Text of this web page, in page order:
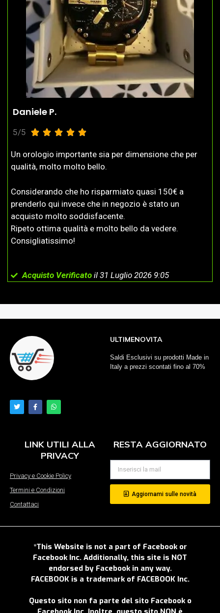
Daniele P.
5/5     
Un orologio importante sia per dimensione che per
qualità, molto molto bello.
Considerando che ho risparmiato quasi 150€ a
prenderlo qui invece che in negozio è stato un
acquisto molto soddisfacente.
Ripeto ottima qualità e molto bello da vedere.
Consigliatissimo!
Acquisto Verificatoil 31 Luglio 2026 9:05
ULTIMENOVITA
Saldi Esclusivi su prodotti Made in
Italy a prezzi scontati fino al 70%
LINK UTILI ALLA
PRIVACY
Privacy e Cookie Policy
Termini e Condizioni
Contattaci
RESTA AGGIORNATO
Aggiornami sulle novità
*This Website is not a part of Facebook or
Facebook Inc. Additionally, this site is NOT
endorsed by Facebook in any way.
FACEBOOK is a trademark of FACEBOOK Inc.
Questo sito non fa parte del sito Facebook o